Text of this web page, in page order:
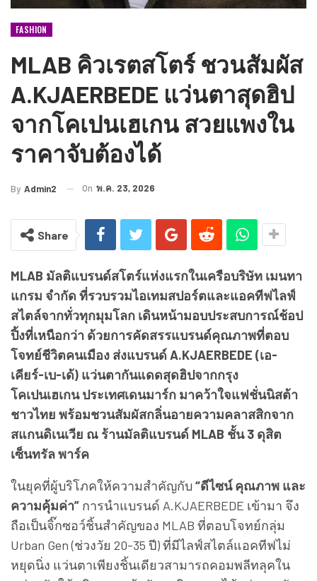
FASHION
MLAB คิวเรตสโตร์ ชวนสัมผัส
A.KJAERBEDE แว่นตาสุดฮิป
จากโคเปนเฮเกน สวยแพงใน
ราคาจับต้องได้
By Admin2 On พ.ค. 23, 2026
Share
MLAB มัลติแบรนด์สโตร์แห่งแรกในเครือบริษัท เมนทา
แกรม จำกัด ที่รวบรวมไอเทมสปอร์ตและแอคทีฟไลฟ์
สไตล์จากทั่วทุกมุมโลก เดินหน้ามอบประสบการณ์ช้อป
ปิ้งที่เหนือกว่า ด้วยการคัดสรรแบรนด์คุณภาพที่ตอบ
โจทย์ชีวิตคนเมือง ส่งแบรนด์ A.KJAERBEDE (เอ-
เคียร์-เบ-เด้) แว่นตากันแดดสุดฮิปจากกรุง
โคเปนเฮเกน ประเทศเดนมาร์ก มาคว้าใจแฟชั่นนิสต้า
ชาวไทย พร้อมชวนสัมผัสกลิ่นอายความคลาสสิกจาก
สแกนดิเนเวีย ณ ร้านมัลติแบรนด์ MLAB ชั้น 3 ดุสิต
เซ็นทรัล พาร์ค
ในยุคที่ผู้บริโภคให้ความสำคัญกับ “ดีไซน์ คุณภาพ และ
ความคุ้มค่า” การนำแบรนด์ A.KJAERBEDE เข้ามา จึง
ถือเป็นจิ๊กซอว์ชิ้นสำคัญของ MLAB ที่ตอบโจทย์กลุ่ม
Urban Gen (ช่วงวัย 20-35 ปี) ที่มีไลฟ์สไตล์แอคทีฟไม่
หยุดนิ่ง แว่นตาเพียงชิ้นเดียวสามารถคอมพลีทลุคใน